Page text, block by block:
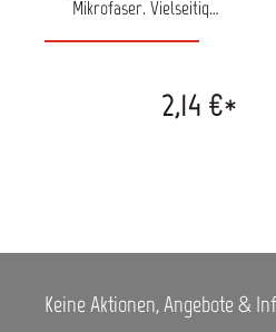
Mikrofaser. Vielseitig
bei der Fahrzeugpflege. Das
Aufnahmefähigkeit von
Schmutz und Wasser. Kann in
cm
2,14 €*
Keine Aktionen, Angebote &